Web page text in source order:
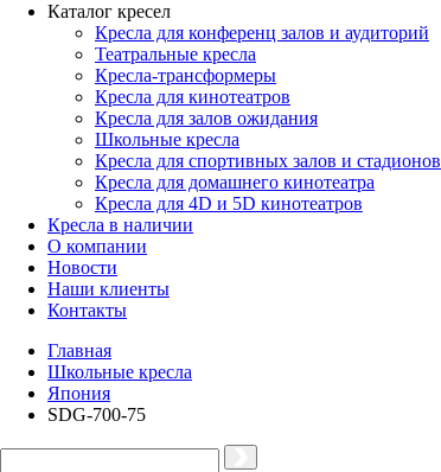
Каталог кресел
Кресла для конференц залов и аудиторий
Театральные кресла
Кресла-трансформеры
Кресла для кинотеатров
Кресла для залов ожидания
Школьные кресла
Кресла для спортивных залов и стадионов
Кресла для домашнего кинотеатра
Кресла для 4D и 5D кинотеатров
Кресла в наличии
О компании
Новости
Наши клиенты
Контакты
Главная
Школьные кресла
Япония
SDG-700-75